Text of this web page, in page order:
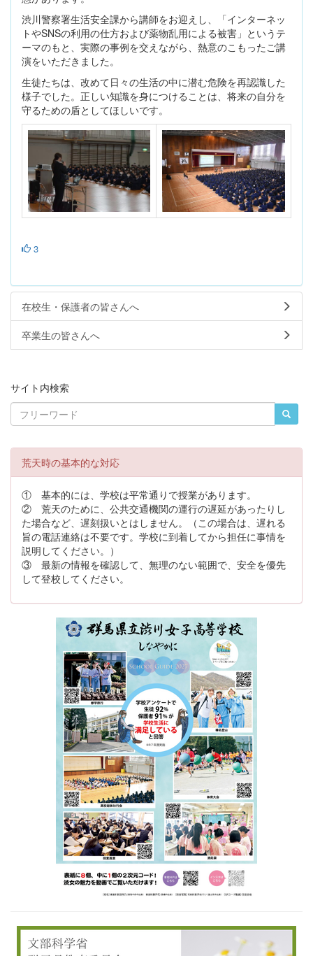
渋川警察署生活安全課から講師をお迎えし、「インターネッ
トやSNSの利用の仕方および薬物乱用による被害」というテ
ーマのもと、実際の事例を交えながら、熱意のこもったご講
演をいただきました。
生徒たちは、改めて日々の生活の中に潜む危険を再認識した
様子でした。正しい知識を身につけることは、将来の自分を
守るための盾としてほしいです。
3
在校生・保護者の皆さんへ
卒業生の皆さんへ
サイト内検索
荒天時の基本的な対応
① 基本的には、学校は平常通りで授業があります。
② 荒天のために、公共交通機関の運行の遅延があったりし
た場合など、遅刻扱いとはしません。（この場合は、遅れる
旨の電話連絡は不要です。学校に到着してから担任に事情を
説明してください。）
③ 最新の情報を確認して、無理のない範囲で、安全を優先
して登校してください。